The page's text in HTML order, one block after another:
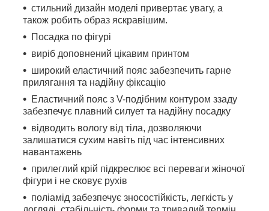
стильний дизайн моделі привертає увагу, а
також робить образ яскравішим.
Посадка по фігурі
виріб доповнений цікавим принтом
широкий еластичний пояс забезпечить гарне
прилягання та надійну фіксацію
Еластичний пояс з V-подібним контуром ззаду
забезпечує плавний силует та надійну посадку
відводить вологу від тіла, дозволяючи
залишатися сухим навіть під час інтенсивних
навантажень
прилеглий крій підкреслює всі переваги жіночої
фігури і не сковує рухів
поліамід забезпечує зносостійкість, легкість у